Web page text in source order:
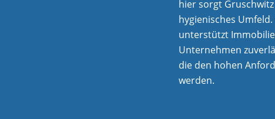
hier sorgt
hygienisches
unterstützt
Unternehmen
die den hohen
werden.